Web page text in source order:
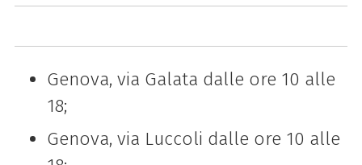
Genova, via Galata dalle ore 10 alle
18;
Genova, via Luccoli dalle ore 10 alle